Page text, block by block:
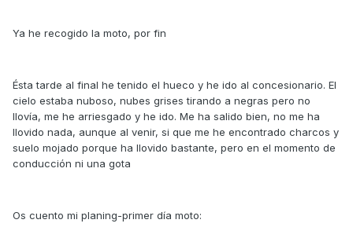
Ya he recogido la moto, por fin
Ésta tarde al final he tenido el hueco y he ido al concesionario. El
cielo estaba nuboso, nubes grises tirando a negras pero no
llovía, me he arriesgado y he ido. Me ha salido bien, no me ha
llovido nada, aunque al venir, si que me he encontrado charcos y
suelo mojado porque ha llovido bastante, pero en el momento de
conducción ni una gota
Os cuento mi planing-primer día moto: